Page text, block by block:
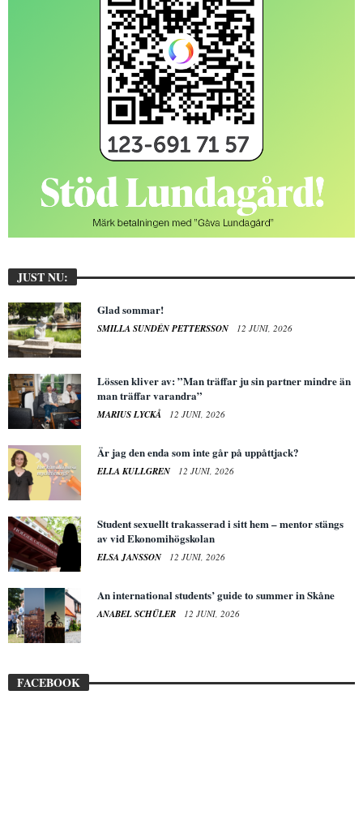
JUST NU:
Glad sommar!
SMILLA SUNDÉN PETTERSSON 12 JUNI, 2026
Lössen kliver av: ”Man träffar ju sin partner mindre än
man träffar varandra”
MARIUS LYCKÅ 12 JUNI, 2026
Är jag den enda som inte går på uppåttjack?
ELLA KULLGREN 12 JUNI, 2026
Student sexuellt trakasserad i sitt hem – mentor stängs
av vid Ekonomihögskolan
ELSA JANSSON 12 JUNI, 2026
An international students’ guide to summer in Skåne
ANABEL SCHÜLER 12 JUNI, 2026
FACEBOOK